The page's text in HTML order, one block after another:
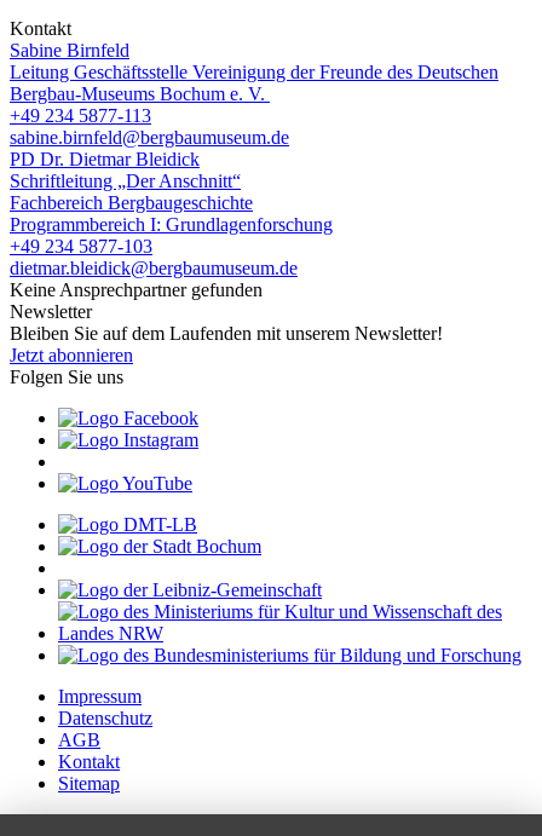
Kontakt
Sabine Birnfeld
Leitung Geschäftsstelle Vereinigung der Freunde des Deutschen
Bergbau-Museums Bochum e. V.
+49 234 5877-113
sabine.birnfeld@bergbaumuseum.de
PD Dr. Dietmar Bleidick
Schriftleitung „Der Anschnitt“
Fachbereich Bergbaugeschichte
Programmbereich I: Grundlagenforschung
+49 234 5877-103
dietmar.bleidick@bergbaumuseum.de
Keine Ansprechpartner gefunden
Newsletter
Bleiben Sie auf dem Laufenden mit unserem Newsletter!
Jetzt abonnieren
Folgen Sie uns
Impressum
Datenschutz
AGB
Kontakt
Sitemap